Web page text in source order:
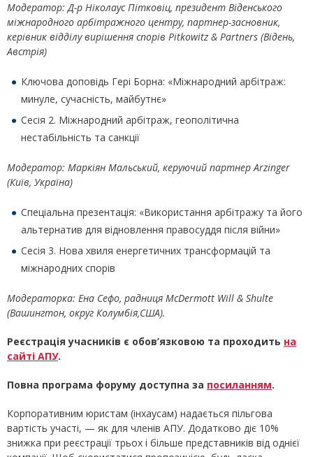
Модератор: Д-р Ніколаус Пітковіц, президент Віденського
міжнародного арбітражного центру, партнер-засновник,
керівник відділу вирішення спорів Pitkowitz & Partners (Відень,
Австрія)
Ключова доповідь Гері Борна: «Міжнародний арбітраж:
минуле, сучасність, майбутнє»
Сесія 2. Міжнародний арбітраж, геополітична
нестабільність та санкції
Модератор: Маркіян Мальський, керуючий партнер Arzinger
(Київ, Україна)
Спеціальна презентація: «Використання арбітражу та його
альтернатив для відновлення правосуддя після війни»
Сесія 3. Нова хвиля енергетичних трансформацій та
міжнародних спорів
Модераторка: Ена Сефо, радниця McDermott Will & Shulte
(Вашингтон, округ Колумбія,США).
Реєстрація учасників є обов’язковою та проходить на
сайті АПУ.
Повна програма форуму доступна за посиланням.
Корпоративним юристам (інхаусам) надається пільгова
вартість участі, — як для членів АПУ. Додатково діє 10%
знижка при реєстрації трьох і більше представників від однієї